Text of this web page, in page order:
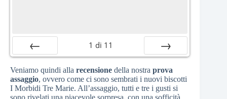
1 di 11
Veniamo quindi alla recensione della nostra prova
assaggio, ovvero come ci sono sembrati i nuovi biscotti
I Morbidi Tre Marie. All’assaggio, tutti e tre i gusti si
sono rivelati una piacevole sorpresa, con una sofficità